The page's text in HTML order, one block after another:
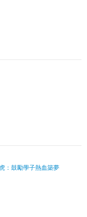
：鼓勵學子熱血築夢